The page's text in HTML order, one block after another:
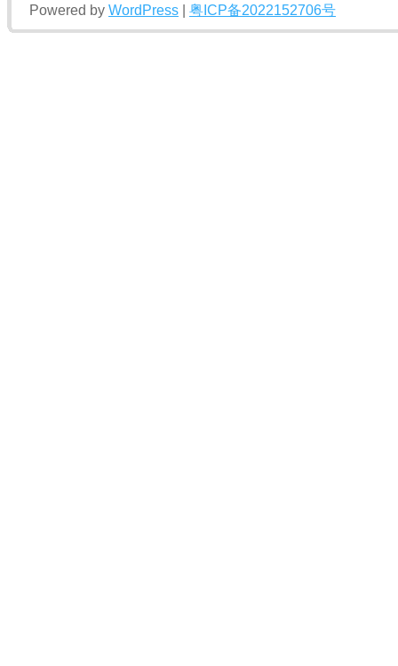
Powered by WordPress 粤ICP备2022152706号